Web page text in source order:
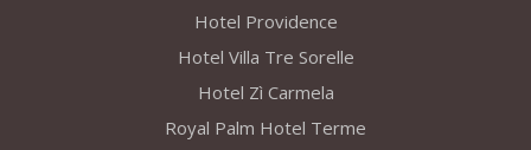
Hotel Providence
Hotel Villa Tre Sorelle
Hotel Zì Carmela
Royal Palm Hotel Terme